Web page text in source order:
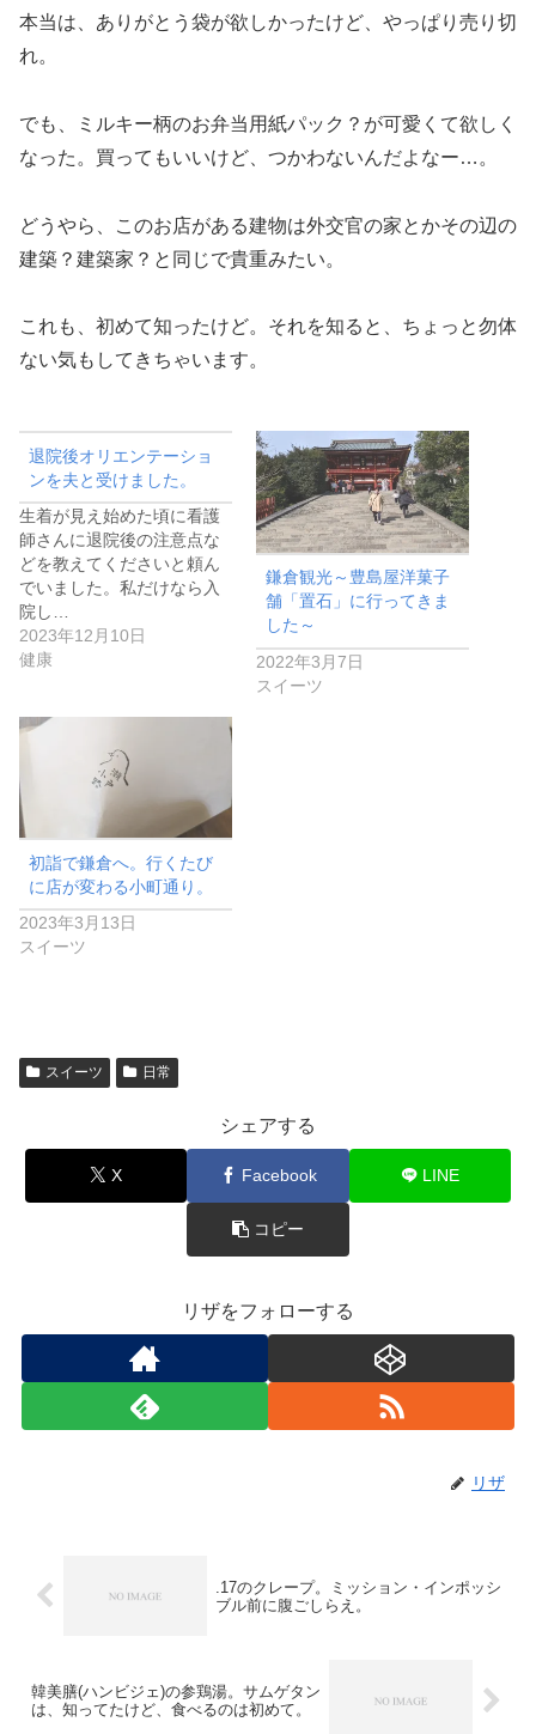
本当は、ありがとう袋が欲しかったけど、やっぱり売り切
れ。
でも、ミルキー柄のお弁当用紙パック？が可愛くて欲しく
なった。買ってもいいけど、つかわないんだよなー…。
どうやら、このお店がある建物は外交官の家とかその辺の
建築？建築家？と同じで貴重みたい。
これも、初めて知ったけど。それを知ると、ちょっと勿体
ない気もしてきちゃいます。
退院後オリエンテーショ
ンを夫と受けました。
生着が見え始めた頃に看護
師さんに退院後の注意点な
どを教えてくださいと頼ん
でいました。私だけなら入
院し…
2023年12月10日
健康
鎌倉観光～豊島屋洋菓子
舗「置石」に行ってきま
した～
2022年3月7日
スイーツ
初詣で鎌倉へ。行くたび
に店が変わる小町通り。
2023年3月13日
スイーツ
スイーツ 日常
シェアする
X Facebook LINE
コピー
リザをフォローする
リザ
.17のクレープ。ミッション・インポッシ
ブル前に腹ごしらえ。
韓美膳(ハンビジェ)の参鶏湯。サムゲタン
は、知ってたけど、食べるのは初めて。